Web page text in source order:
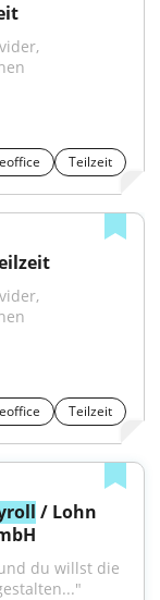
Teilzeit
Teilzeit
/ Lohn
du willst die